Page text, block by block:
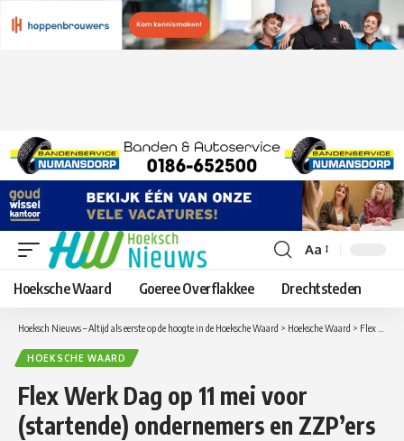
Lettergrootte
aanpassen
Aa
Hoeksche Waard Goeree Overflakkee Drechtsteden
Hoeksch Nieuws – Altijd als eerste op de hoogte in de Hoeksche Waard > Hoeksche Waard > Flex Werk Dag op 11 mei voor (startende) ondernemers en ZZP’ers
HOEKSCHE WAARD
Flex Werk Dag op 11 mei voor
(startende) ondernemers en ZZP’ers